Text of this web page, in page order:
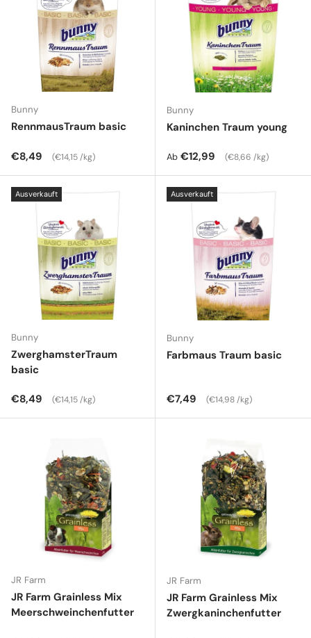
Bunny
RennmausTraum basic
Normaler Preis
€8,49 Grundpreis
€14,15 /kg
Bunny
Kaninchen Traum young
Normaler Preis
Ab €12,99 Grundpreis
€8,66 /kg
Ausverkauft
Bunny
ZwerghamsterTraum
basic
Normaler Preis
€8,49 Grundpreis
€14,15 /kg
Ausverkauft
Bunny
Farbmaus Traum basic
Normaler Preis
€7,49 Grundpreis
€14,98 /kg
JR Farm
JR Farm Grainless Mix
Meerschweinchenfutter
JR Farm
JR Farm Grainless Mix
Zwergkaninchenfutter